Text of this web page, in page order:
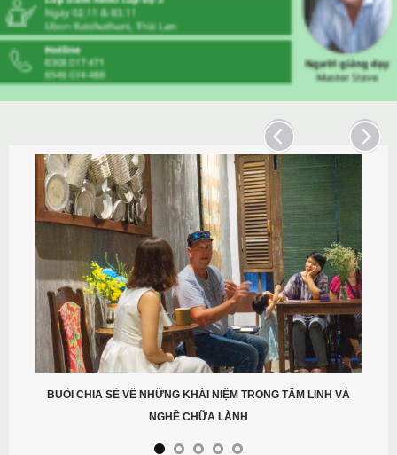
BUỔI CHIA SẺ VỀ NHỮNG KHÁI NIỆM TRONG TÂM LINH VÀ
NGHỀ CHỮA LÀNH